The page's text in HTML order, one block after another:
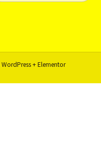
WordPress + Elementor